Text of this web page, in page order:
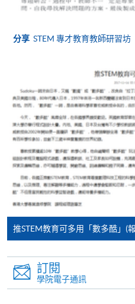
學院為學歷頒授課程
用於一般學歷頒授課程
心或以郵遞方式，遞
有關繳費詳情，請參閱付款
何疑問，請詳閱個別課程
人或報名中心。
課程/科目報名注意事項:
選用網上報名服務必
JavaScript程式瀏覽器
Google Chrome瀏覽器
必須重新開始整個申請
網上報名只支援「提早
報讀優惠，請親臨學
分享 STEM 專才教育教師研習坊
推STEM教育可多用「數多酷」(
訂閱
學院電子通訊